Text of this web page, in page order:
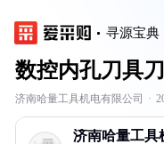
寻源宝典
数控内孔刀具
济南哈量工具机电有限公司 ·
济南哈量工具